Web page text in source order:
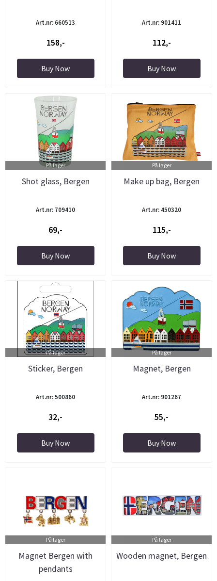
Art.nr: 660513
158,-
Buy Now
Art.nr: 901411
112,-
Buy Now
På lager
Shot glass, Bergen
Art.nr: 709410
69,-
Buy Now
På lager
Make up bag, Bergen
Art.nr: 450320
115,-
Buy Now
På lager
Sticker, Bergen
Art.nr: 500860
32,-
Buy Now
På lager
Magnet, Bergen
Art.nr: 901267
55,-
Buy Now
På lager
Magnet Bergen with
pendants
På lager
Wooden magnet, Bergen